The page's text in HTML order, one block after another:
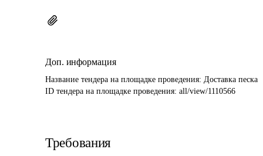
Доп. информация
Название тендера на площадке проведения: Доставка песка
ID тендера на площадке проведения: all/view/1110566
Требования